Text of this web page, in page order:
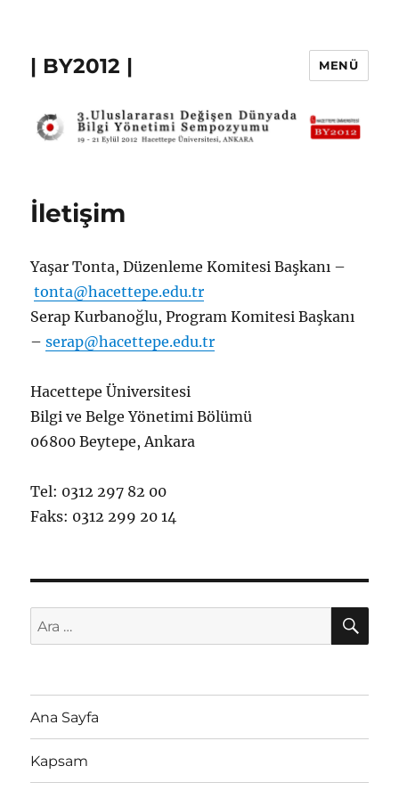
| BY2012 | MENÜ
İletişim
Yaşar Tonta, Düzenleme Komitesi Başkanı –
tonta@hacettepe.edu.tr
Serap Kurbanoğlu, Program Komitesi Başkanı
–serap@hacettepe.edu.tr
Hacettepe Üniversitesi
Bilgi ve Belge Yönetimi Bölümü
06800 Beytepe, Ankara
Tel: 0312 297 82 00
Faks: 0312 299 20 14
Ara:
Ana Sayfa
Kapsam